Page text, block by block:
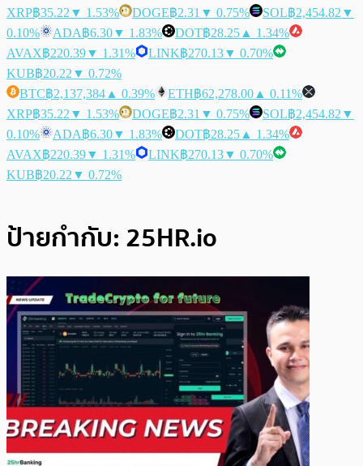
XRP฿35.22 ▼ 1.53% DOGE฿2.31 ▼ 0.75% SOL฿2,454.82 ▼
0.10%
ADA฿6.30▼ 1.83% DOT฿28.25 ▲ 1.34%
AVAX฿220.39▼ 1.31% LINK฿270.13▼ 0.70%
KUB฿20.22 ▼ 0.72%
BTC฿2,137,384 ▲ 0.39% ETH฿62,278.00 ▲ 0.11%
XRP฿35.22 ▼ 1.53% DOGE฿2.31 ▼ 0.75% SOL฿2,454.82 ▼
0.10%
ADA฿6.30▼ 1.83% DOT฿28.25 ▲ 1.34%
AVAX฿220.39▼ 1.31% LINK฿270.13▼ 0.70%
KUB฿20.22 ▼ 0.72%
ป้ายกำกับ: 25HR.io